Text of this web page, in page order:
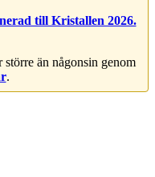
till Kristallen 2026.
än någonsin genom
.